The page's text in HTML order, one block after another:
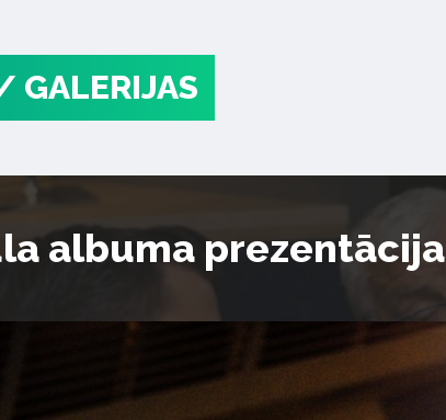
GALERIJAS
albuma prezentācija